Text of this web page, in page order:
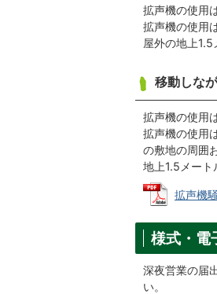
拡声機の使用
拡声機の使用
屋外の地上1.5
移動しな
拡声機の使用
拡声機の使用
の敷地の周囲
地上1.5メート
拡声機
様式・電
深夜営業の届
い。